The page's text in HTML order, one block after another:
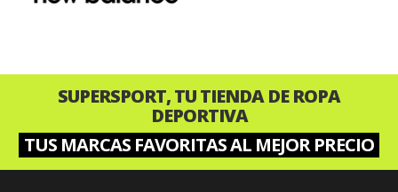
SUPERSPORT, TU TIENDA DE ROPA
DEPORTIVA
TUS MARCAS FAVORITAS AL MEJOR PRECIO